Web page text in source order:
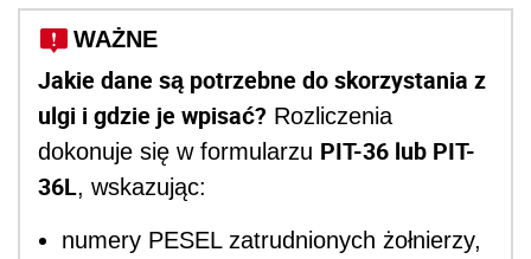
WAŻNE
Jakie dane są potrzebne do skorzystania z
ulgi i gdzie je wpisać? Rozliczenia
dokonuje się w formularzu PIT-36 lub PIT-
36L, wskazując:
numery PESEL zatrudnionych żołnierzy,